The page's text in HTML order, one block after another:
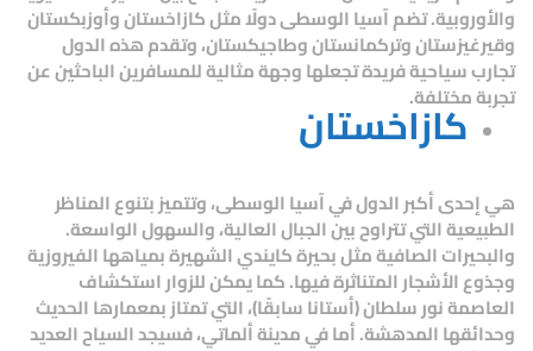
والأوروبية. تضم آسيا الوسطى دولًا مثل كازاخستان وأوزبكستان
وقيرغيزستان وتركمانستان وطاجيكستان، وتقدم هذه الدول
تجارب سياحية فريدة تجعلها وجهة مثالية للمسافرين الباحثين عن
تجربة مختلفة.
كازاخستان
هي إحدى أكبر الدول في آسيا الوسطى، وتتميز بتنوع المناظر
الطبيعية التي تتراوح بين الجبال العالية، والسهول الواسعة.
والبحيرات الصافية مثل بحيرة كايندي الشهيرة بمياهها الفيروزية
وجذوع الأشجار المتناثرة فيها. كما يمكن للزوار استكشاف
العاصمةنور سلطان(أستانا سابقًا)، التي تمتاز بمعمارها الحديث
وحدائقها المدهشة. أما في مدينةألماتي، فسيجد السياح العديد